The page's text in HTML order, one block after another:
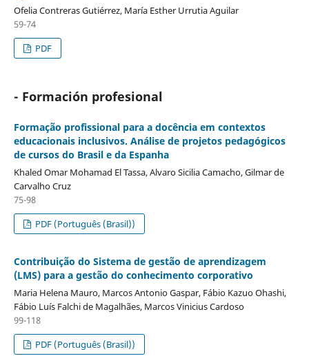
Ofelia Contreras Gutiérrez, María Esther Urrutia Aguilar
59-74
PDF
- Formación profesional
Formação profissional para a docência em contextos
educacionais inclusivos. Análise de projetos pedagógicos
de cursos do Brasil e da Espanha
Khaled Omar Mohamad El Tassa, Alvaro Sicilia Camacho, Gilmar de
Carvalho Cruz
75-98
PDF (Português (Brasil))
Contribuição do Sistema de gestão de aprendizagem
(LMS) para a gestão do conhecimento corporativo
Maria Helena Mauro, Marcos Antonio Gaspar, Fábio Kazuo Ohashi,
Fábio Luís Falchi de Magalhães, Marcos Vinicius Cardoso
99-118
PDF (Português (Brasil))